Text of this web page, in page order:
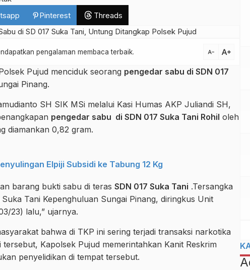
Pinterest Threads
pengalaman membaca terbaik. text_decrease text_increase
Pujud menciduk seorang pengedar sabu di SDN 017
Pinang.
SH SIK MSi melalui Kasi Humas AKP Juliandi SH,
pengedar sabu di SDN 017 Suka Tani Rohil oleh
diamankan 0,82 gram.
Elpiji Subsidi ke Tabung 12 Kg
barang bukti sabu di teras SDN 017 Suka Tani .Tersangka
Tani Kepenghuluan Sungai Pinang, diringkus Unit
23) lalu,” ujarnya.
bahwa di TKP ini sering terjadi transaksi narkotika
Kapolsek Pujud memerintahkan Kanit Reskrim
penyelidikan di tempat tersebut.